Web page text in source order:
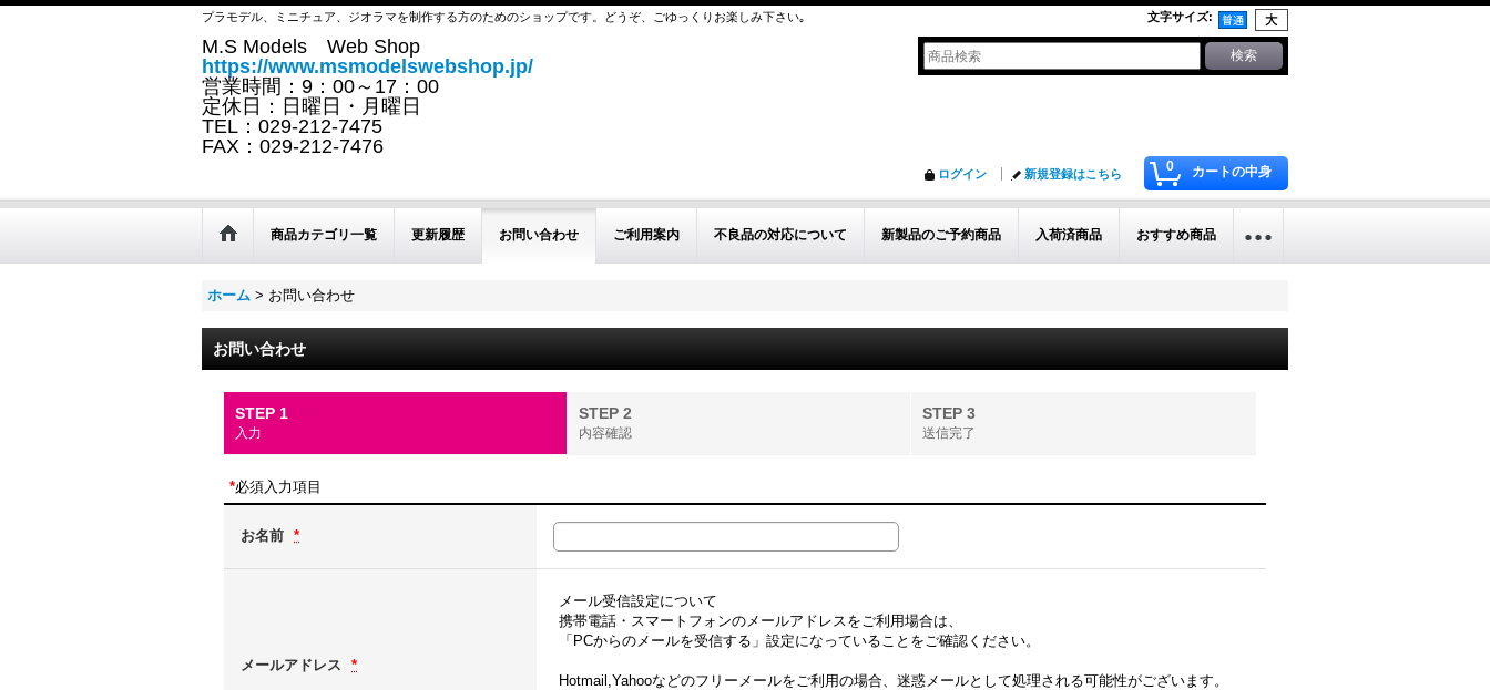
プラモデル、ミニチュア、ジオラマを制作する方のためのショップです。どうぞ、ごゆっくりお楽しみ下さい｡ 文字サイズ:
M.S Models Web Shop
https://www.msmodelswebshop.jp/
営業時間：9：00～17：00
定休日：日曜日・月曜日
TEL：029-212-7475
FAX：029-212-7476
0 カートの中身
ログイン 新規登録はこちら
商品カテゴリ一覧 更新履歴 お問い合わせ ご利用案内 不良品の対応について 新製品のご予約商品 入荷済商品 おすすめ商品
ホーム > お問い合わせ
お問い合わせ
STEP 1
入力
STEP 2
内容確認
STEP 3
送信完了
*必須入力項目
お名前 *
メールアドレス *
メール受信設定について
携帯電話・スマートフォンのメールアドレスをご利用場合は、
「PCからのメールを受信する」設定になっていることをご確認ください。
Hotmail,Yahooなどのフリーメールをご利用の場合、迷惑メールとして処理される可能性がございます。